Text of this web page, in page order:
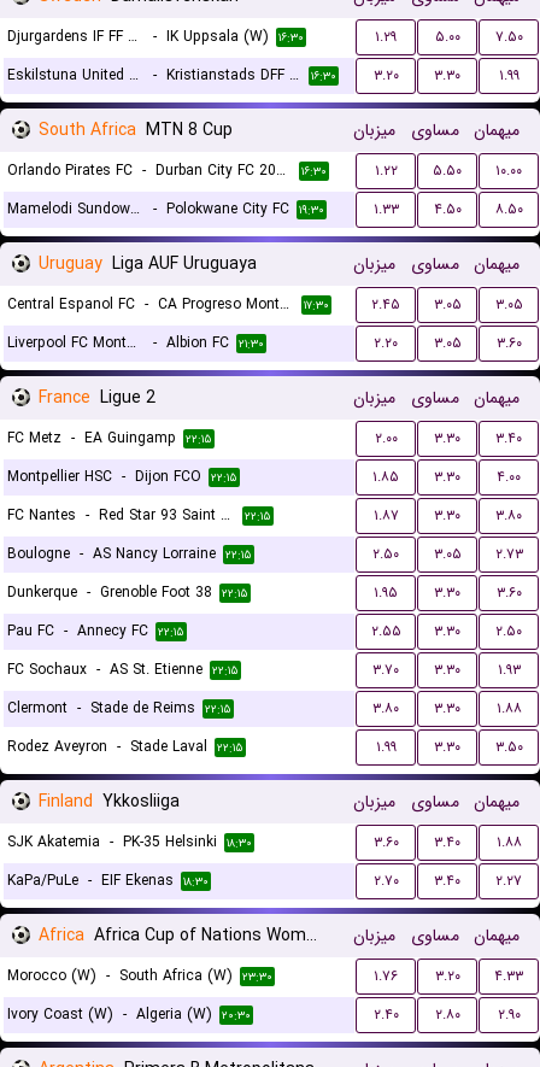
Djurgardens IF FF (W) - IK Uppsala (W) ۱۶:۳۰ ۱.۲۹ ۵.۰۰
۷.۵۰
Eskilstuna United (W)
- Kristianstads DFF (W) ۱۶:۳۰ ۳.۲۰ ۳.۳۰ ۱.۹۹
South Africa MTN 8 Cup میزبان مساوی میهمان
Orlando Pirates FC - Durban City FC 2024 ۱۶:۳۰ ۱.۲۲ ۵.۵۰
۱۰.۰۰
Mamelodi Sundowns FC
- Polokwane City FC ۱۹:۳۰ ۱.۳۳ ۴.۵۰ ۸.۵۰
Uruguay Liga AUF Uruguaya میزبان مساوی میهمان
Central Espanol FC - CA Progreso Montevideo ۱۷:۳۰ ۲.۴۵ ۳.۰۵
۳.۰۵
Liverpool FC Montevideo
- Albion FC ۲۱:۳۰ ۲.۲۰ ۳.۰۵ ۳.۶۰
France Ligue 2 میزبان مساوی میهمان
FC Metz - EA Guingamp ۲۲:۱۵ ۲.۰۰ ۳.۳۰
۳.۴۰
Montpellier HSC - Dijon FCO ۲۲:۱۵ ۱.۸۵ ۳.۳۰
۴.۰۰
FC Nantes - Red Star 93 Saint Ouen ۲۲:۱۵ ۱.۸۷ ۳.۳۰
۳.۸۰
Boulogne - AS Nancy Lorraine ۲۲:۱۵ ۲.۵۰ ۳.۰۵
۲.۷۳
Dunkerque - Grenoble Foot 38 ۲۲:۱۵ ۱.۹۵ ۳.۳۰
۳.۶۰
Pau FC - Annecy FC ۲۲:۱۵ ۲.۵۵ ۳.۳۰
۲.۵۰
FC Sochaux - AS St. Etienne ۲۲:۱۵ ۳.۷۰ ۳.۳۰
۱.۹۳
Clermont - Stade de Reims ۲۲:۱۵ ۳.۸۰ ۳.۳۰
۱.۸۸
Rodez Aveyron - Stade Laval ۲۲:۱۵ ۱.۹۹ ۳.۳۰ ۳.۵۰
Finland Ykkosliiga میزبان مساوی میهمان
SJK Akatemia - PK-35 Helsinki ۱۸:۳۰ ۳.۶۰ ۳.۴۰
۱.۸۸
KaPa/PuLe - EIF Ekenas ۱۸:۳۰ ۲.۷۰ ۳.۴۰ ۲.۲۷
Africa Africa Cup of Nations Women میزبان مساوی میهمان
Morocco (W) - South Africa (W) ۲۳:۳۰ ۱.۷۶ ۳.۲۰
۴.۳۳
Ivory Coast (W) - Algeria (W) ۲۰:۳۰ ۲.۴۰ ۲.۸۰ ۲.۹۰